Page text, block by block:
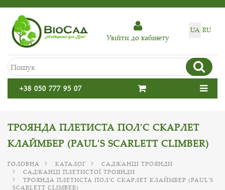
UA RU
Увiйти до кабiнету
+38 050 777 95 07
ТРОЯНДА ПЛЕТИСТА ПОЛ'С СКАРЛЕТ
КЛАЙМБЕР (PAUL'S SCARLETT CLIMBER)
ГОЛОВНА КАТАЛОГ
САДЖАНЦІ ТРОЯНДИ
САДЖАНЦІ ПЛЕТИСТОЇ ТРОЯНДИ
ТРОЯНДА ПЛЕТИСТА ПОЛ'С СКАРЛЕТ КЛАЙМБЕР (PAUL'S
SCARLETT CLIMBER)